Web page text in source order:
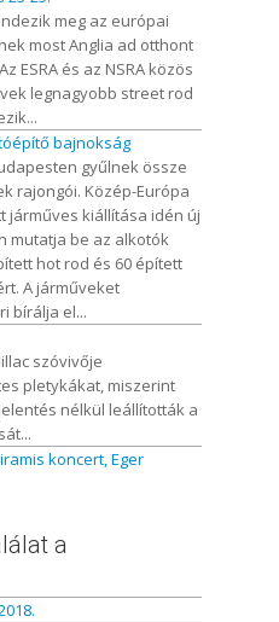
meg az európai
most Anglia ad otthont
ESRA és az NSRA közös
legnagyobb street rod
bajnokság
gyűlnek össze
rajongói. Közép-Európa
járműves kiállítása idén új
mutatja be az alkotók
hot rod és 60 épített
A járműveket
bírálja el...
szóvivője
pletykákat, miszerint
nélkül leállították a
koncert, Eger
a